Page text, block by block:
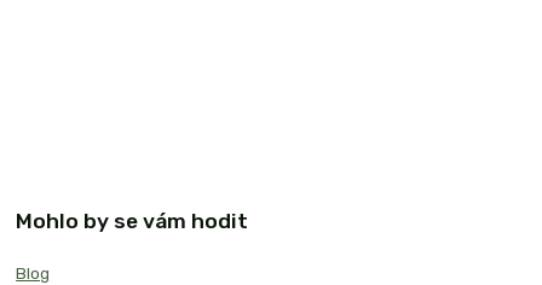
Mohlo by se vám hodit
Blog